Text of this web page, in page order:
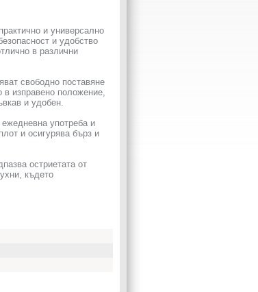
и универсално
и удобство
в различни
свободно поставяне
в изправено положение,
и удобен.
ежедневна употреба и
и осигурява бърз и
остриетата от
където